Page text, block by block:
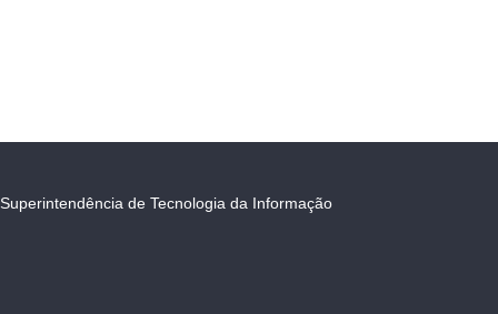
Superintendência de Tecnologia da Informação